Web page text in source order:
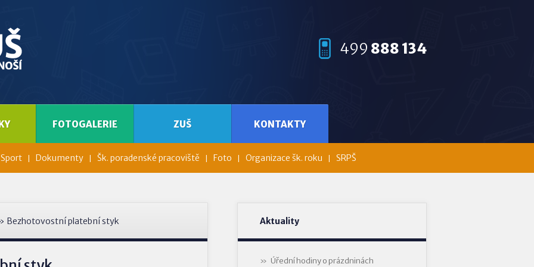
499 888 134
Sport Dokumenty Šk. poradenské pracoviště Foto Organizace šk. roku SRPŠ
FOTOGALERIE ZUŠ KONTAKTY
Bezhotovostní platební styk Aktuality
Úřední hodiny o prázdninách